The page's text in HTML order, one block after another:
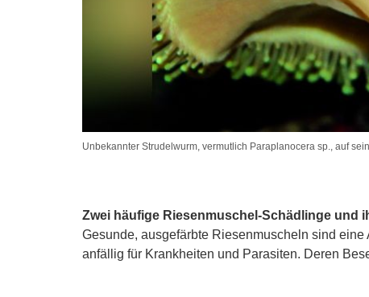
Unbekannter Strudelwurm, vermutlich Paraplanocera sp., auf
Zwei häufige Riesenmuschel-Schädlinge und
Gesunde, ausgefärbte Riesenmuscheln sind
anfällig für Krankheiten und Parasiten. Deren